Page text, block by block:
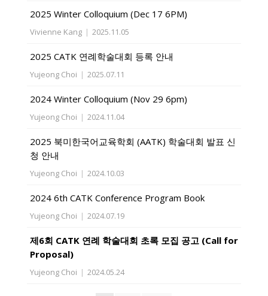
2025 Winter Colloquium (Dec 17 6PM)
Vivienne Kang | 2025.11.05
2025 CATK 연례학술대회 등록 안내
Yujeong Choi | 2025.07.11
2024 Winter Colloquium (Nov 29 6pm)
Yujeong Choi | 2024.11.04
2025 북미한국어교육학회 (AATK) 학술대회 발표 신
청 안내
Yujeong Choi | 2024.10.03
2024 6th CATK Conference Program Book
Yujeong Choi | 2024.07.19
제6회 CATK 연례 학술대회 초록 모집 공고 (Call for
Proposal)
Yujeong Choi | 2024.05.24